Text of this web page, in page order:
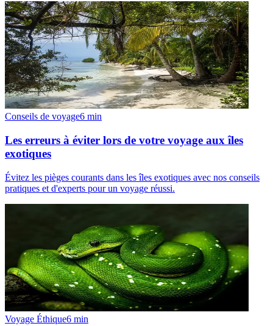
Conseils de voyage6 min
Les erreurs à éviter lors de votre voyage aux îles
exotiques
Évitez les pièges courants dans les îles exotiques avec nos conseils
pratiques et d'experts pour un voyage réussi.
Voyage Éthique6 min